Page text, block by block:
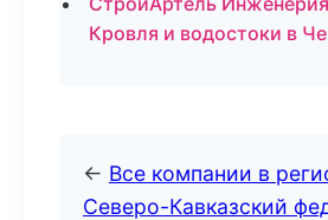
Кровля и водостоки в
← Все компании в
Северо-Кавказский